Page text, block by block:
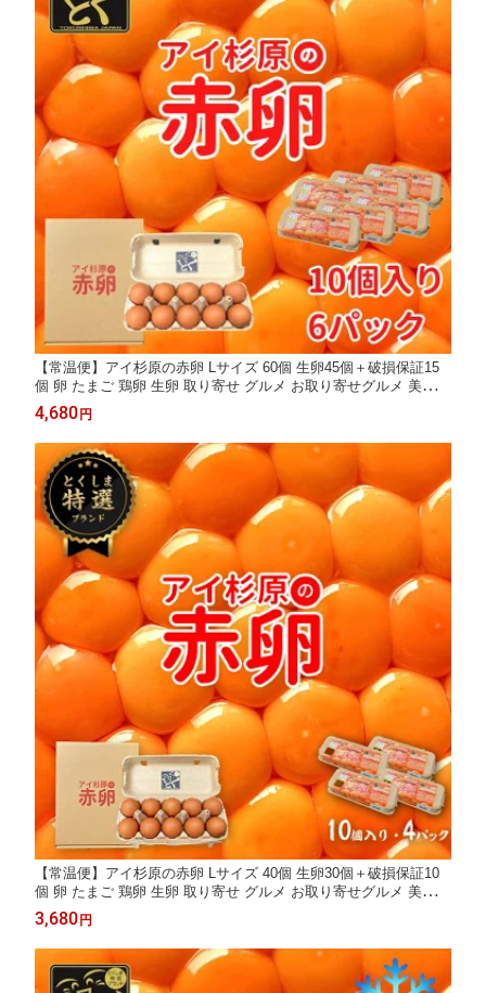
【常温便】アイ杉原の赤卵 Lサイズ 60個 生卵45個＋破損保証15
個 卵 たまご 鶏卵 生卵 取り寄せ グルメ お取り寄せグルメ 美味し
い 新鮮 新鮮な生卵 産みたて卵 赤い卵 赤卵 直送 産地直送 養鶏
養鶏場 健康 高級 ギフト 贈答用 お歳暮 お中元 徳島 徳島県産
4,680 円
【常温便】アイ杉原の赤卵 Lサイズ 40個 生卵30個＋破損保証10
個 卵 たまご 鶏卵 生卵 取り寄せ グルメ お取り寄せグルメ 美味し
い 新鮮 新鮮な生卵 産みたて卵 赤い卵 赤卵 直送 産地直送 養鶏
養鶏場 健康 高級 ギフト 贈答用 お歳暮 お中元 徳島 徳島県産
3,680 円